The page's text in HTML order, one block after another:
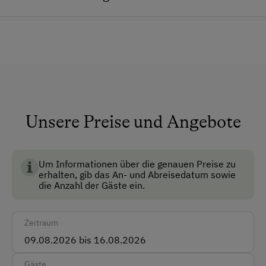
Anfahrtsmöglichkeiten
Bus
Taxi
Akzeptierte Zahlungsmittel
Unsere Preise und Angebote
Um Informationen über die genauen Preise zu
erhalten, gib das An- und Abreisedatum sowie
die Anzahl der Gäste ein.
Zeitraum